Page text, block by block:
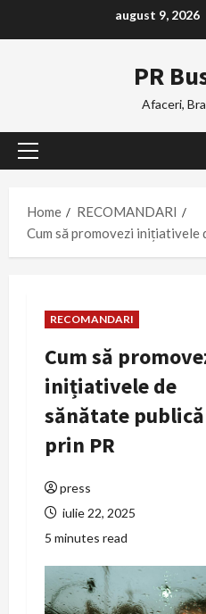
august 9, 2026
PR
Afaceri,
Primary
Home
RECOMANDARI
Cum să promovezi inițiativele
RECOMANDARI
Cum să
inițiativele de
sănătate publică
prin PR
press
iulie 22, 2025
5 minutes read